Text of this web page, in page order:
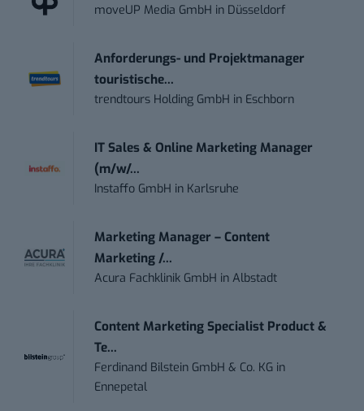
moveUP Media GmbH in Düsseldorf
Anforderungs- und Projektmanager
touristische...
trendtours Holding GmbH in Eschborn
IT Sales & Online Marketing Manager
(m/w/...
Instaffo GmbH in Karlsruhe
Marketing Manager – Content
Marketing /...
Acura Fachklinik GmbH inAlbstadt
Content Marketing Specialist Product &
Te...
Ferdinand Bilstein GmbH & Co. KG in
Ennepetal